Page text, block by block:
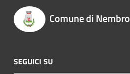
Comune di Nembro
SEGUICI SU